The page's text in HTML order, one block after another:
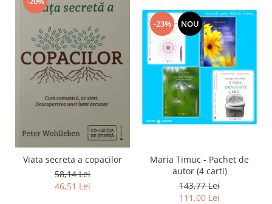
Viata secreta a copacilor
58,14 Lei
46,51 Lei
-23% NOU
Maria Timuc - Pachet de
autor (4 carti)
143,77 Lei
111,00 Lei